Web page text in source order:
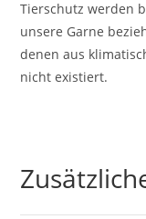
Tierschutz werden
unsere Garne
denen aus
nicht existiert.